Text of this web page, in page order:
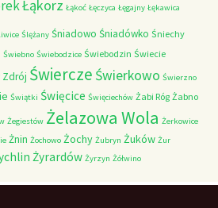
Łąkorz Łąkoć Łęczyca Łęgajny Łękawica
Ślężany Śniadowo Śniadówko Śniechy
Świebno Świebodzice Świebodzin Świecie
Zdrój Świercze Świerkowo Świerzno
Świątki Święcice Święciechów Żabi Róg Żabno
Żegiestów Żelazowa Wola Żerkowice
Żnin Żochowo Żochy Żubryn Żuków Żur
Żyrardów Żyrzyn Żółwino